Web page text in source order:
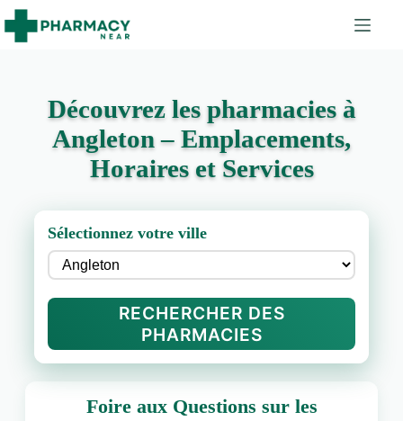
Découvrez les pharmacies à
Angleton – Emplacements,
Horaires et Services
Sélectionnez votre ville
RECHERCHER DES
PHARMACIES
Foire aux Questions sur les